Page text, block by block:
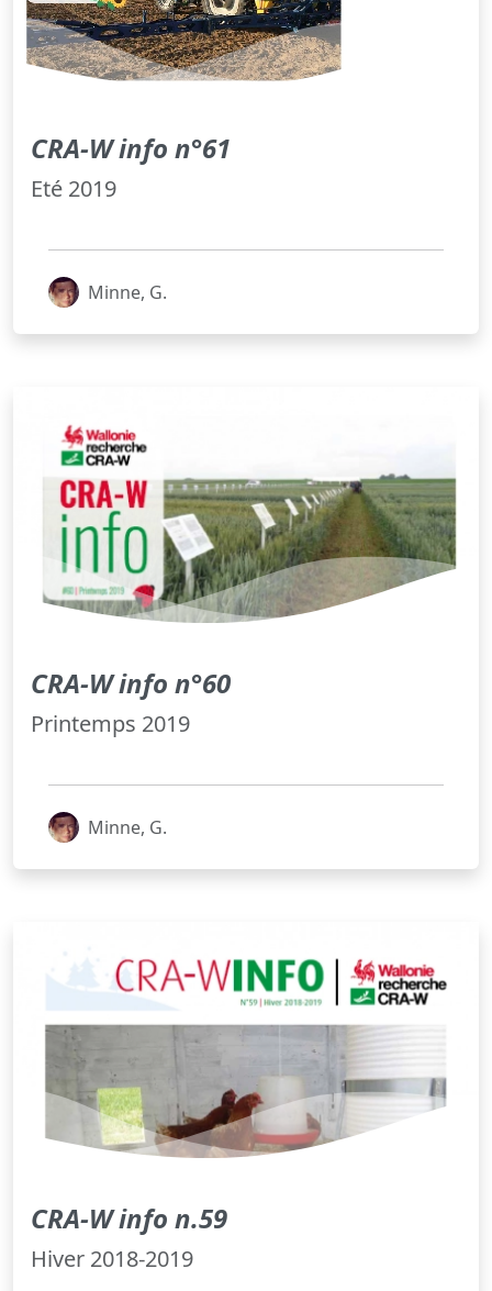
CRA-W info n°61
Eté 2019
Minne, G.
CRA-W info n°60
Printemps 2019
Minne, G.
CRA-W info n.59
Hiver 2018-2019